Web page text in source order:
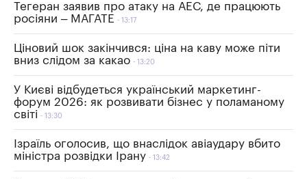
Тегеран заявив про атаку на АЕС, де працюють
росіяни – МАГАТЕ
13:17
Ціновий шок закінчився: ціна на каву може піти
вниз слідом за какао
13:20
У Києві відбудеться український маркетинг-
форум 2026: як розвивати бізнес у поламаному
світі
13:30
Ізраїль оголосив, що внаслідок авіаудару вбито
міністра розвідки Ірану
13:42